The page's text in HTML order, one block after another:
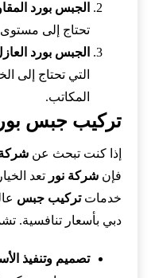
الجبس بورد
تحتاج إلى
الجبس بورد
التي تحتاج إلى
المكاتب.
تركيب جبس
إذا كنت تبحث عن
فإنشركة نور تعد
خدماتتركيب جبس
دبي بأسعار تنافسية.
تصميم وتنفيذ